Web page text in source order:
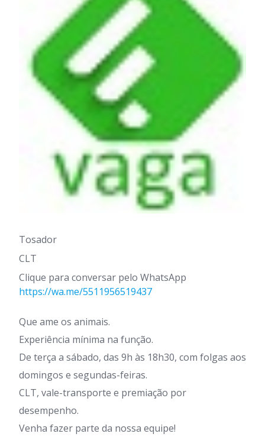
Tosador
CLT
Clique para conversar pelo WhatsApp
https://wa.me/5511956519437
Que ame os animais.
Experiência mínima na função.
De terça a sábado, das 9h às 18h30, com folgas aos
domingos e segundas-feiras.
CLT, vale-transporte e premiação por
desempenho.
Venha fazer parte da nossa equipe!